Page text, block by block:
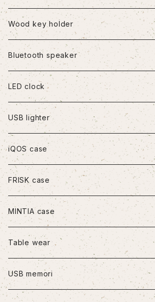
iPhone8Plus
iPhoneX/XS
iPhoneXR
iPhoneXS Max
iPhone11
iPhone11Pro
iPhone11Pro Max
iPhone12/12Pro
iPhone12mini
Wood key holder
Bluetooth speaker
LED clock
USB lighter
iQOS case
FRISK case
MINTIA case
Table wear
USB memori